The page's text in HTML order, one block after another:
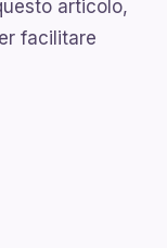
articolo,
facilitare